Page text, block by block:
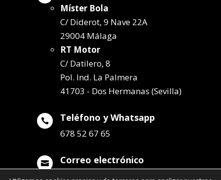
Míster Bola
C/ Diderot, 9 Nave 22A
29004 Málaga
RT Motor
C/ Datilero, 8
Pol. Ind. La Palmera
41703 - Dos Hermanas (Sevilla)
 Teléfono y Whatsapp
678 52 67 65
 Correo electrónico
info@remolqueszabala.com